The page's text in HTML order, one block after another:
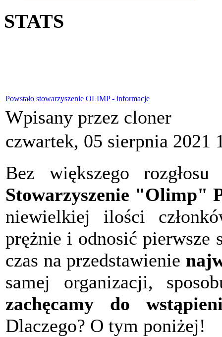
STATS
Powstało stowarzyszenie OLIMP - informacje
Wpisany przez cloner
czwartek, 05 sierpnia 2021
Bez większego
Stowarzyszenie "Olimp"
niewielkiej ilości
prężnie i odnosić pierwsze
czas na przedstawienie
samej organizacji,
zachęcamy do
Dlaczego? O tym poniżej!